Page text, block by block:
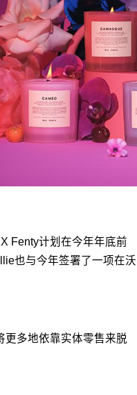
Fenty计划在今年年底前
也与今年签署了一项在沃
更多地依靠实体零售来脱